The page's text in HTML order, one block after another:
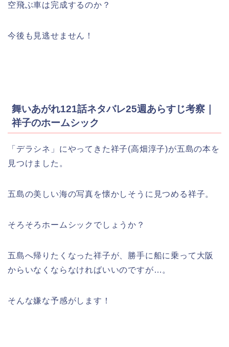
空飛ぶ車は完成するのか？
今後も見逃せません！
舞いあがれ121話ネタバレ25週あらすじ考察｜
祥子のホームシック
「デラシネ」にやってきた祥子(高畑淳子)が五島の本を
見つけました。
五島の美しい海の写真を懐かしそうに見つめる祥子。
そろそろホームシックでしょうか？
五島へ帰りたくなった祥子が、勝手に船に乗って大阪
からいなくならなければいいのですが…。
そんな嫌な予感がします！